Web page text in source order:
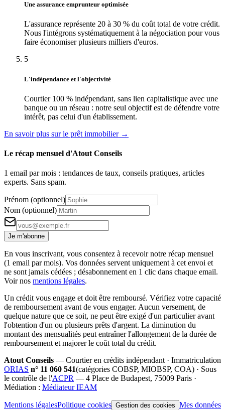
Une assurance emprunteur optimisée
L'assurance représente 20 à 30 % du coût total de votre crédit.
Nous l'intégrons systématiquement à la négociation pour vous
faire économiser plusieurs milliers d'euros.
5
L'indépendance et l'objectivité
Courtier 100 % indépendant, sans lien capitalistique avec une
banque ou un réseau : notre seul objectif est de défendre votre
intérêt, pas celui d'un établissement.
En savoir plus sur le prêt immobilier →
Le récap mensuel d'Atout Conseils
1 email par mois : tendances de taux, conseils pratiques, articles
experts. Sans spam.
Prénom (optionnel)
Nom (optionnel)
Je m'abonne
En vous inscrivant, vous consentez à recevoir notre récap mensuel
(1 email par mois). Vos données servent uniquement à cet envoi et
ne sont jamais cédées ; désabonnement en 1 clic dans chaque email.
Voir nos mentions légales.
Un crédit vous engage et doit être remboursé. Vérifiez votre capacité
de remboursement avant de vous engager. Aucun versement, de
quelque nature que ce soit, ne peut être exigé d'un particulier avant
l'obtention d'un ou plusieurs prêts d'argent. La diminution du
montant des mensualités peut entraîner l'allongement de la durée de
remboursement et majorer le coût total du crédit.
Atout Conseils — Courtier en crédits indépendant · Immatriculation
ORIAS n° 11 060 541(catégories COBSP, MIOBSP, COA) · Sous
le contrôle de l'ACPR — 4 Place de Budapest, 75009 Paris ·
Médiation : Médiateur IEAM
Mentions légalesPolitique cookies Gestion des cookies Mes données